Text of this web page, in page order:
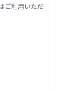
ご利用いただ